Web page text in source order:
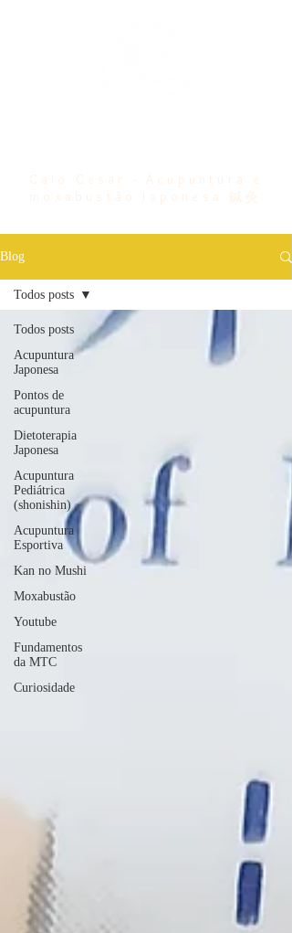
Caio Cesar - Acupuntura e
moxabustão Japonesa 鍼灸
Blog
Todos posts
Acupuntura
Japonesa
Pontos de
acupuntura
Dietoterapia
Japonesa
Acupuntura
Pediátrica
(shonishin)
Acupuntura
Esportiva
Kan no Mushi
Moxabustão
Youtube
Fundamentos
da MTC
Curiosidade
Todos posts